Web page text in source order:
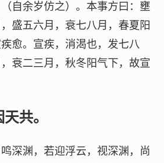
自余岁仿之）。本事方曰：壅
盛五六月，衰七八月，春夏阳
愈。宣疾，消渴也，发七八
衰二三月，秋冬阳气下，故宣
共。
深渊，若迎浮云，视深渊，尚